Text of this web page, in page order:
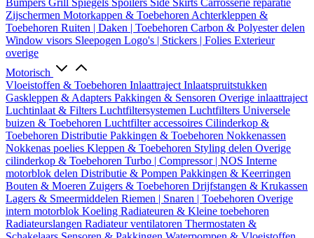
Bumpers Grill Spiegels Spoilers Side Skirts Carrosserie reparatie
Zijschermen Motorkappen & Toebehoren Achterkleppen &
Toebehoren Ruiten | Daken | Toebehoren Carbon & Polyester delen
Window visors Sleepogen Logo's | Stickers | Folies Exterieur
overige
Motorisch
Vloeistoffen & Toebehoren Inlaattraject Inlaatspruitstukken
Gaskleppen & Adapters Pakkingen & Sensoren Overige inlaattraject
Luchtinlaat & Filters Luchtfiltersystemen Luchtfilters Universele
buizen & Toebehoren Luchtfilter accessoires Cilinderkop &
Toebehoren Distributie Pakkingen & Toebehoren Nokkenassen
Nokkenas poelies Kleppen & Toebehoren Styling delen Overige
cilinderkop & Toebehoren Turbo | Compressor | NOS Interne
motorblok delen Distributie & Pompen Pakkingen & Keerringen
Bouten & Moeren Zuigers & Toebehoren Drijfstangen & Krukassen
Lagers & Smeermiddelen Riemen | Snaren | Toebehoren Overige
intern motorblok Koeling Radiateuren & Kleine toebehoren
Radiateurslangen Radiateur ventilatoren Thermostaten &